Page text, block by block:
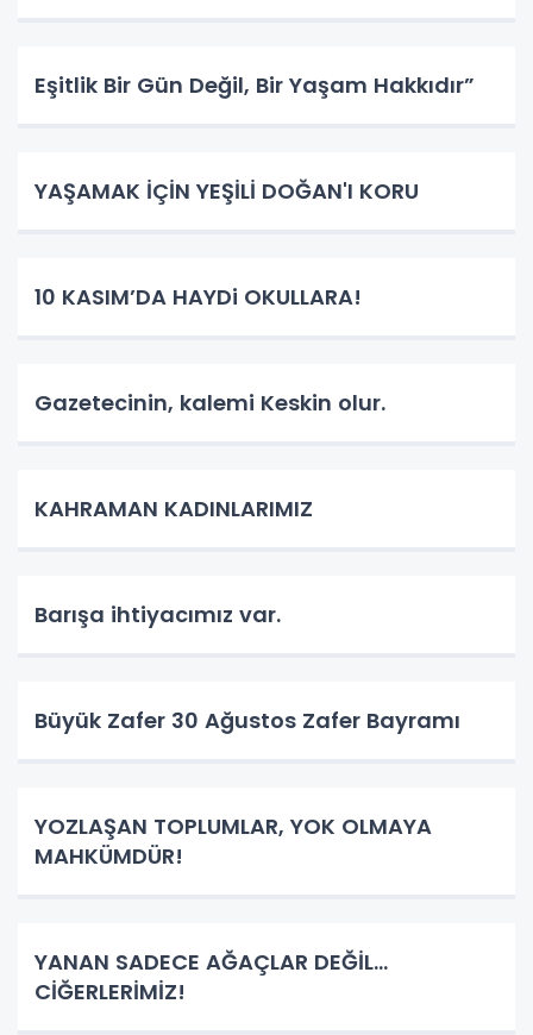
Eşitlik Bir Gün Değil, Bir Yaşam Hakkıdır”
YAŞAMAK İÇİN YEŞİLİ DOĞAN'I KORU
10 KASIM’DA HAYDi OKULLARA!
Gazetecinin, kalemi Keskin olur.
KAHRAMAN KADINLARIMIZ
Barışa ihtiyacımız var.
Büyük Zafer 30 Ağustos Zafer Bayramı
YOZLAŞAN TOPLUMLAR, YOK OLMAYA
MAHKÜMDÜR!
YANAN SADECE AĞAÇLAR DEĞİL…
CİĞERLERİMİZ!